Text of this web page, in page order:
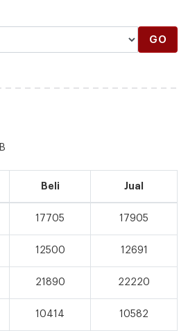
GO
Beli Jual
17705 17905
12500 12691
21890 22220
10414 10582